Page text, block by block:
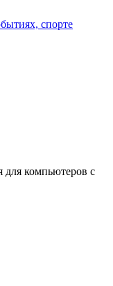
спорте
для компьютеров с